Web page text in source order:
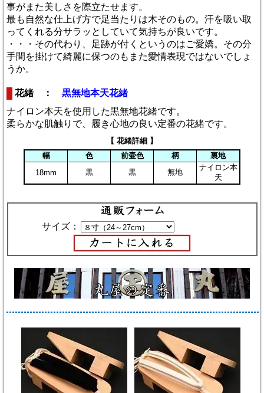
事がまた美しさを際立たせます。
最も自然な仕上げ方で足当たりは木そのもの。汗を吸い取
ってくれる分サラッとしていて気持ちが良いです。
・・・その代わり、足跡が付くというのはご愛嬌。その分
手間を掛けて綺麗に保つのもまた愛情表現ではないでしょ
うか。
花緒 ：黒無地本天花緒
ナイロン本天を使用した黒無地花緒です。
柔らかな肌触りで、履き心地の良い定番の花緒です。
【 花緒詳細 】
幅
色 前壷色 柄
裏地
18mm
黒 黒 無地
ナイロン本
天
サイズ：